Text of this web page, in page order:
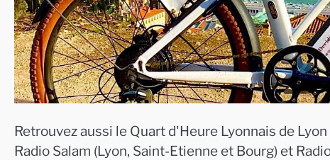
Retrouvez aussi le Quart d'Heure Lyonnais de
Radio Salam (Lyon, Saint-Etienne et Bourg) et